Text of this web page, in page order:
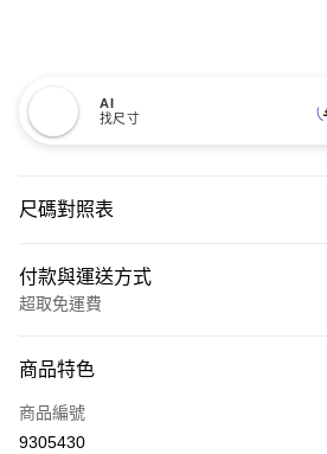
AI
找尺寸
尺碼對照表
付款與運送方式
超取免運費
信用卡一次付款
超商取貨付款
商品特色
商品編號
9305430